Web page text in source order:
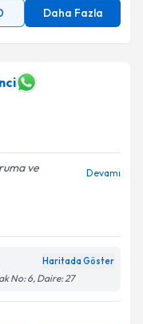
Daha Fazla
ve
Devamı
Haritada Göster
No: 6, Daire: 27